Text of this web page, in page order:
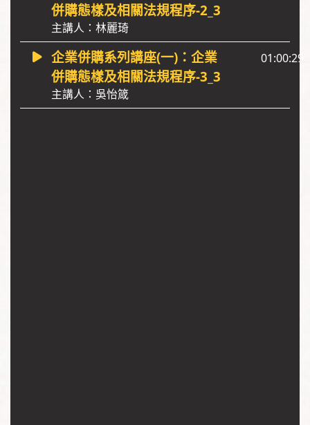
併購態樣及相關法規程序-2_3
主講人：林麗琦
企業併購系列講座(一)：企業
併購態樣及相關法規程序-3_3
主講人：吳怡箴
01:00:29